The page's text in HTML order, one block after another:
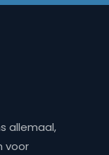
allemaal,
voor